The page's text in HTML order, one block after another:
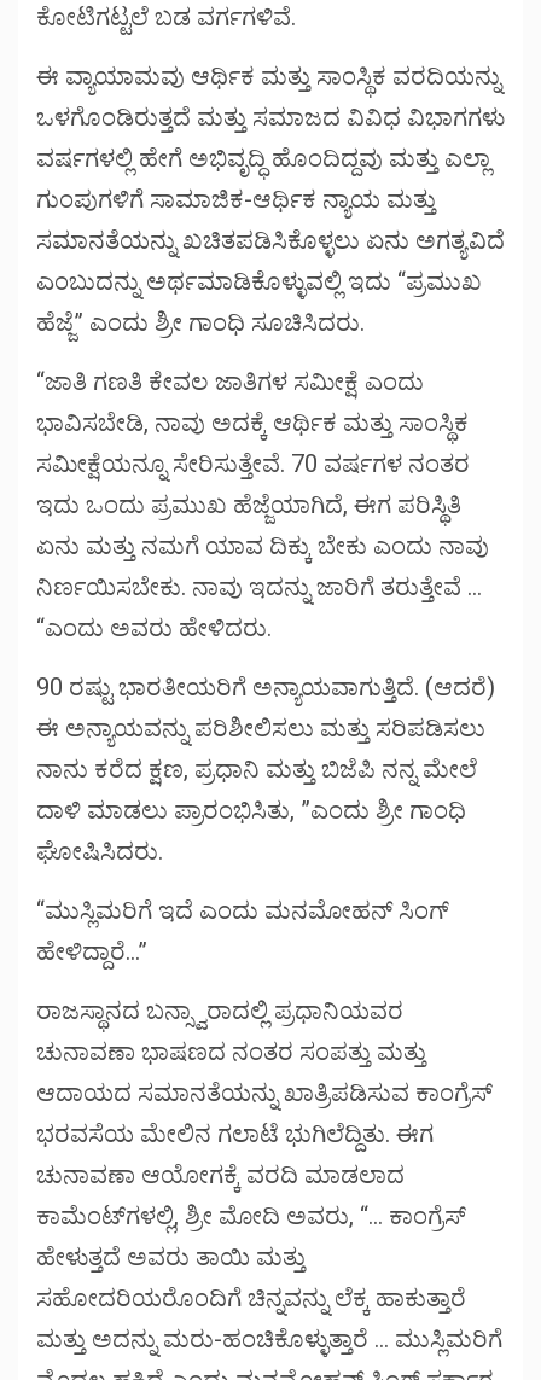
ಕೋಟಿಗಟ್ಟಲೆ ಬಡ ವರ್ಗಗಳಿವೆ.
ಈ ವ್ಯಾಯಾಮವು ಆರ್ಥಿಕ ಮತ್ತು ಸಾಂಸ್ಥಿಕ ವರದಿಯನ್ನು
ಒಳಗೊಂಡಿರುತ್ತದೆ ಮತ್ತು ಸಮಾಜದ ವಿವಿಧ ವಿಭಾಗಗಳು
ವರ್ಷಗಳಲ್ಲಿ ಹೇಗೆ ಅಭಿವೃದ್ಧಿ ಹೊಂದಿದ್ದವು ಮತ್ತು ಎಲ್ಲಾ
ಗುಂಪುಗಳಿಗೆ ಸಾಮಾಜಿಕ-ಆರ್ಥಿಕ ನ್ಯಾಯ ಮತ್ತು
ಸಮಾನತೆಯನ್ನು ಖಚಿತಪಡಿಸಿಕೊಳ್ಳಲು ಏನು ಅಗತ್ಯವಿದೆ
ಎಂಬುದನ್ನು ಅರ್ಥಮಾಡಿಕೊಳ್ಳುವಲ್ಲಿ ಇದು “ಪ್ರಮುಖ
ಹೆಜ್ಜೆ” ಎಂದು ಶ್ರೀ ಗಾಂಧಿ ಸೂಚಿಸಿದರು.
“ಜಾತಿ ಗಣತಿ ಕೇವಲ ಜಾತಿಗಳ ಸಮೀಕ್ಷೆ ಎಂದು
ಭಾವಿಸಬೇಡಿ, ನಾವು ಅದಕ್ಕೆ ಆರ್ಥಿಕ ಮತ್ತು ಸಾಂಸ್ಥಿಕ
ಸಮೀಕ್ಷೆಯನ್ನೂ ಸೇರಿಸುತ್ತೇವೆ. 70 ವರ್ಷಗಳ ನಂತರ
ಇದು ಒಂದು ಪ್ರಮುಖ ಹೆಜ್ಜೆಯಾಗಿದೆ, ಈಗ ಪರಿಸ್ಥಿತಿ
ಏನು ಮತ್ತು ನಮಗೆ ಯಾವ ದಿಕ್ಕು ಬೇಕು ಎಂದು ನಾವು
ನಿರ್ಣಯಿಸಬೇಕು. ನಾವು ಇದನ್ನು ಜಾರಿಗೆ ತರುತ್ತೇವೆ …
“ಎಂದು ಅವರು ಹೇಳಿದರು.
90 ರಷ್ಟು ಭಾರತೀಯರಿಗೆ ಅನ್ಯಾಯವಾಗುತ್ತಿದೆ. (ಆದರೆ)
ಈ ಅನ್ಯಾಯವನ್ನು ಪರಿಶೀಲಿಸಲು ಮತ್ತು ಸರಿಪಡಿಸಲು
ನಾನು ಕರೆದ ಕ್ಷಣ, ಪ್ರಧಾನಿ ಮತ್ತು ಬಿಜೆಪಿ ನನ್ನ ಮೇಲೆ
ದಾಳಿ ಮಾಡಲು ಪ್ರಾರಂಭಿಸಿತು, ”ಎಂದು ಶ್ರೀ ಗಾಂಧಿ
ಘೋಷಿಸಿದರು.
“ಮುಸ್ಲಿಮರಿಗೆ ಇದೆ ಎಂದು ಮನಮೋಹನ್ ಸಿಂಗ್
ಹೇಳಿದ್ದಾರೆ…”
ರಾಜಸ್ಥಾನದ ಬನ್ಸ್ವಾರಾದಲ್ಲಿ ಪ್ರಧಾನಿಯವರ
ಚುನಾವಣಾ ಭಾಷಣದ ನಂತರ ಸಂಪತ್ತು ಮತ್ತು
ಆದಾಯದ ಸಮಾನತೆಯನ್ನು ಖಾತ್ರಿಪಡಿಸುವ ಕಾಂಗ್ರೆಸ್
ಭರವಸೆಯ ಮೇಲಿನ ಗಲಾಟೆ ಭುಗಿಲೆದ್ದಿತು. ಈಗ
ಚುನಾವಣಾ ಆಯೋಗಕ್ಕೆ ವರದಿ ಮಾಡಲಾದ
ಕಾಮೆಂಟ್‌ಗಳಲ್ಲಿ, ಶ್ರೀ ಮೋದಿ ಅವರು, “… ಕಾಂಗ್ರೆಸ್
ಹೇಳುತ್ತದೆ ಅವರು ತಾಯಿ ಮತ್ತು
ಸಹೋದರಿಯರೊಂದಿಗೆ ಚಿನ್ನವನ್ನು ಲೆಕ್ಕ ಹಾಕುತ್ತಾರೆ
ಮತ್ತು ಅದನ್ನು ಮರು-ಹಂಚಿಕೊಳ್ಳುತ್ತಾರೆ … ಮುಸ್ಲಿಮರಿಗೆ